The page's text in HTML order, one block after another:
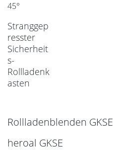
45°
Stranggep
resster
Sicherheit
s-
Rollladenk
asten
Rollladenblenden GKSE
heroal GKSE